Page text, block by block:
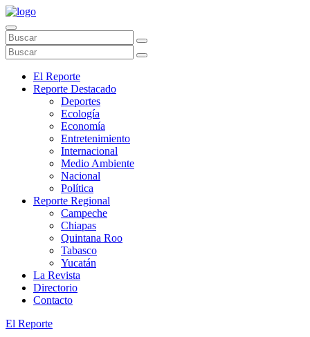
El Reporte
Reporte Destacado
Deportes
Ecología
Economía
Entretenimiento
Internacional
Medio Ambiente
Nacional
Política
Reporte Regional
Campeche
Chiapas
Quintana Roo
Tabasco
Yucatán
La Revista
Directorio
Contacto
El Reporte